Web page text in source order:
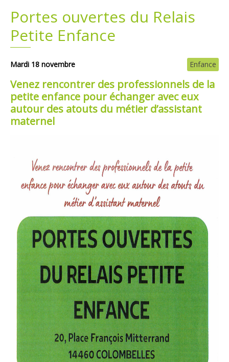
Portes ouvertes du Relais
Petite Enfance
Mardi 18 novembre Enfance
Venez rencontrer des professionnels de la
petite enfance pour échanger avec eux
autour des atouts du métier d’assistant
maternel
Plans
Demandes légales
Emploi
Marchés publics
Grands projets